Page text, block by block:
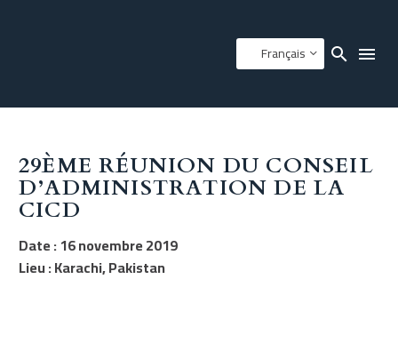
Français
29ÈME RÉUNION DU CONSEIL
D’ADMINISTRATION DE LA
CICD
Date : 16 novembre 2019
Lieu : Karachi, Pakistan